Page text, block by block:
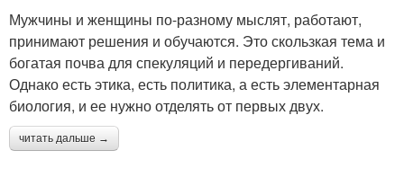
Мужчины и женщины по-разному мыслят, работают,
принимают решения и обучаются. Это скользкая тема и
богатая почва для спекуляций и передергиваний.
Однако есть этика, есть политика, а есть элементарная
биология, и ее нужно отделять от первых двух.
читать дальше →